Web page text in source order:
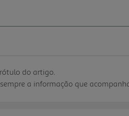
do artigo.
a informação que